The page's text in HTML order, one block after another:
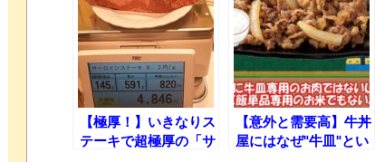
【極厚！】いきなりス
テーキで超極厚の「サ
【意外と需要高】牛丼
屋にはなぜ"牛皿"とい